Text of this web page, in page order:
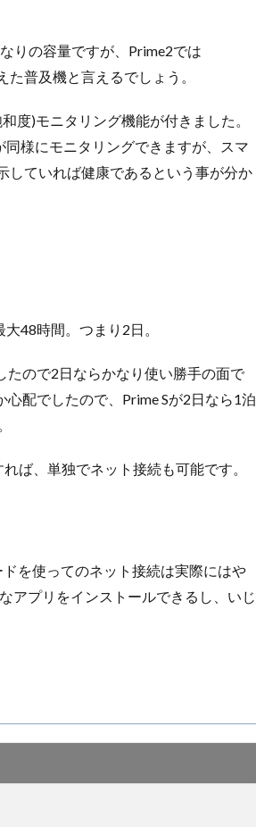
りの容量ですが、Prime2では
普及機と言えるでしょう。
度)モニタリング機能が付きました。
様にモニタリングできますが、スマ
していれば健康であるという事が分か
48時間。つまり2日。
たので2日ならかなり使い勝手の面で
配でしたので、Prime Sが2日なら1泊
ば、単独でネット接続も可能です。
を使ってのネット接続は実際にはや
アプリをインストールできるし、いじ